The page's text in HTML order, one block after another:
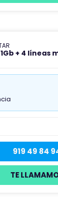
+ 4 líneas
919 49 84
TE